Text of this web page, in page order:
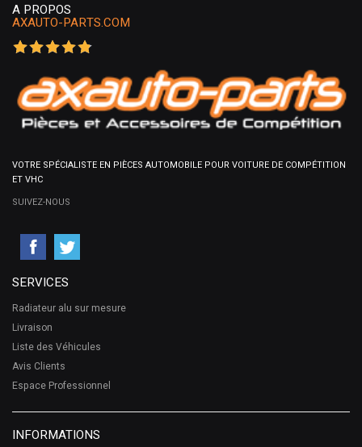
A PROPOS
AXAUTO-PARTS.COM
VOTRE SPÉCIALISTE EN PIÈCES AUTOMOBILE POUR VOITURE DE COMPÉTITION
ET VHC
SUIVEZ-NOUS
SERVICES
Radiateur alu sur mesure
Livraison
Liste des Véhicules
Avis Clients
Espace Professionnel
INFORMATIONS